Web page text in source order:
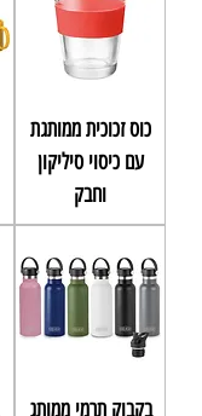
כוס זכוכית ממותגת
עם כיסוי סיליקון
וחבק
בקבוק תרמי ממותג